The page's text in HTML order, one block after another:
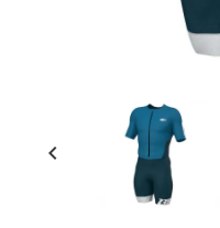
chevron_left